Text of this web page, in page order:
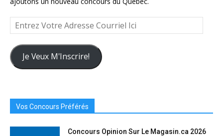
Entrez
Votre
Adresse
Courriel
Ici
Je Veux M'Inscrire!
Vos Concours Préférés
Concours Opinion Sur Le Magasin.ca 2026